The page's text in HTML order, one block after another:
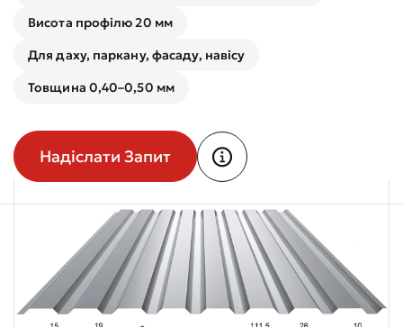
Висота профілю 20 мм
Для даху, паркану, фасаду, навісу
Товщина 0,40–0,50 мм
Надіслати Запит